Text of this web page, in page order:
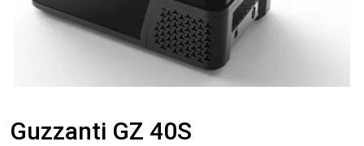
Guzzanti GZ 40S